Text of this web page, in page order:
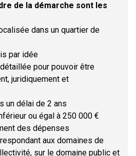
de la démarche sont les
dans un quartier de
par idée
pour pouvoir être
juridiquement et
un délai de 2 ans
ou égal à 250 000 €
des dépenses
aux domaines de
sur le domaine public et